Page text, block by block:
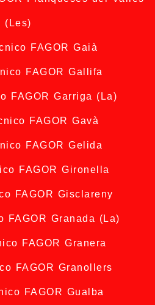
(Les)
FAGOR Gaià
FAGOR Gallifa
FAGOR Garriga (La)
FAGOR Gavà
FAGOR Gelida
FAGOR Gironella
FAGOR Gisclareny
FAGOR Granada (La)
FAGOR Granera
FAGOR Granollers
FAGOR Gualba